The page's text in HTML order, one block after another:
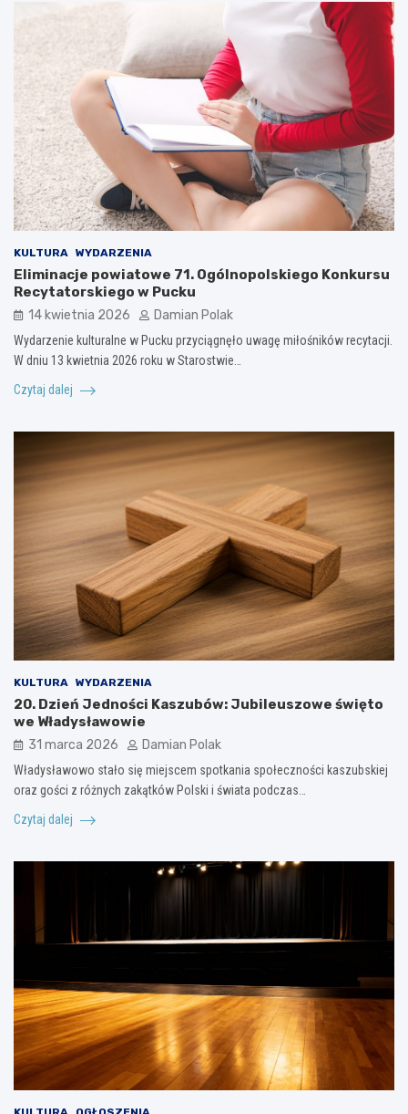
KULTURA WYDARZENIA
Eliminacje powiatowe 71. Ogólnopolskiego Konkursu
Recytatorskiego w Pucku
14 kwietnia 2026 Damian Polak
Wydarzenie kulturalne w Pucku przyciągnęło uwagę miłośników recytacji.
W dniu 13 kwietnia 2026 roku w Starostwie…
Czytaj dalej
KULTURA WYDARZENIA
20. Dzień Jedności Kaszubów: Jubileuszowe święto
we Władysławowie
31 marca 2026 Damian Polak
Władysławowo stało się miejscem spotkania społeczności kaszubskiej
oraz gości z różnych zakątków Polski i świata podczas…
Czytaj dalej